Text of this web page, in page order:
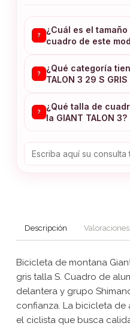
?
¿Cuál es el
cuadro de este
?
¿Qué categoría
TALON 3 29 S
?
¿Qué talla de
la GIANT TALON 3?
Descripción Valoraciones
Bicicleta de montana
gris talla S. Cuadro de
delantera y grupo
confianza. La bicicleta de
el ciclista que busca